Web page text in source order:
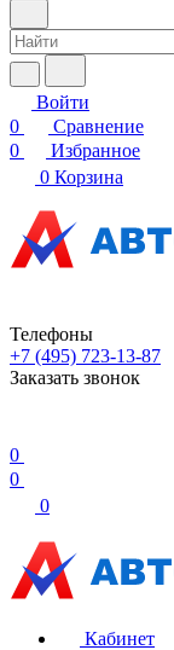
Войти
0
Сравнение
0
Избранное
0 Корзина
Телефоны
+7 (495) 723-13-87
Заказать звонок
0
0
0
Кабинет